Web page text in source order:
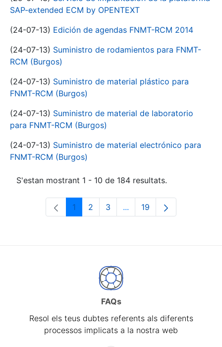
SAP-extended ECM by OPENTEXT
(24-07-13) Edición de agendas FNMT-RCM 2014
(24-07-13) Suministro de rodamientos para FNMT-
RCM (Burgos)
(24-07-13) Suministro de material plástico para
FNMT-RCM (Burgos)
(24-07-13) Suministro de material de laboratorio
para FNMT-RCM (Burgos)
(24-07-13) Suministro de material electrónico para
FNMT-RCM (Burgos)
S'estan mostrant 1 - 10 de 184 resultats.
Pàgina
1 Pàgina
2 Pàgina
3 ...Pàgines intermèdies
Pàgina
19
FAQs
Resol els teus dubtes referents als diferents
processos implicats a la nostra web